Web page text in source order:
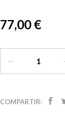
77,00 €
COMPARTIR: